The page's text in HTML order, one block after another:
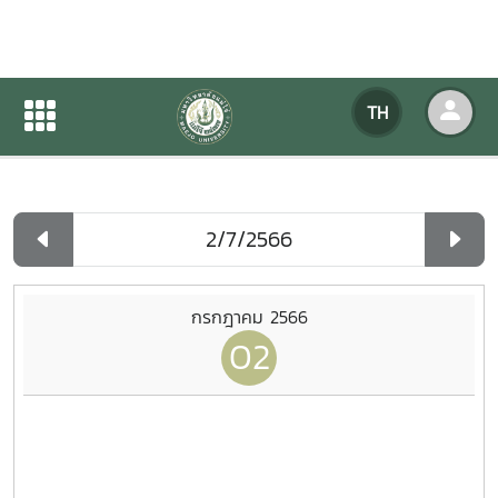
TH
ปฏิทินกิจกรรมของหน่วยงาน
ปฏิทินกิจกรรมของหน่วยงาน
กรกฎาคม 2566
02